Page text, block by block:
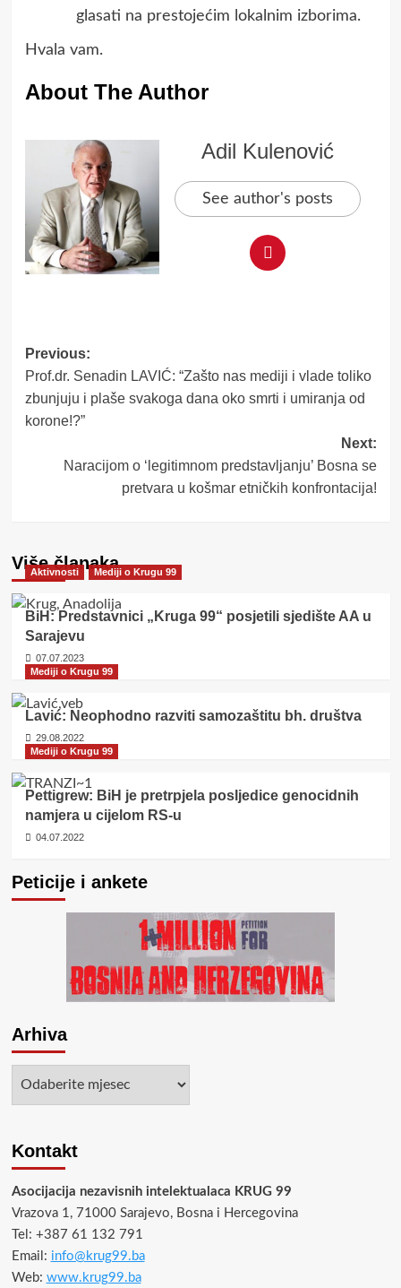
glasati na prestojećim lokalnim izborima.
Hvala vam.
About The Author
Adil Kulenović
See author's posts
Post
navigation
Previous:
Prof.dr. Senadin LAVIĆ: “Zašto nas mediji i vlade toliko
zbunjuju i plaše svakoga dana oko smrti i umiranja od
korone!?”
Next:
Naracijom o ‘legitimnom predstavljanju’ Bosna se
pretvara u košmar etničkih konfrontacija!
Više članaka
Aktivnosti Mediji o Krugu 99
BiH: Predstavnici „Kruga 99“ posjetili sjedište AA u
Sarajevu
07.07.2023
Mediji o Krugu 99
Lavić: Neophodno razviti samozaštitu bh. društva
29.08.2022
Mediji o Krugu 99
Pettigrew: BiH je pretrpjela posljedice genocidnih
namjera u cijelom RS-u
04.07.2022
Peticije i ankete
Arhiva
Kontakt
Asocijacija nezavisnih intelektualaca KRUG 99
Vrazova 1, 71000 Sarajevo, Bosna i Hercegovina
Tel: +387 61 132 791
Email: info@krug99.ba
Web: www.krug99.ba